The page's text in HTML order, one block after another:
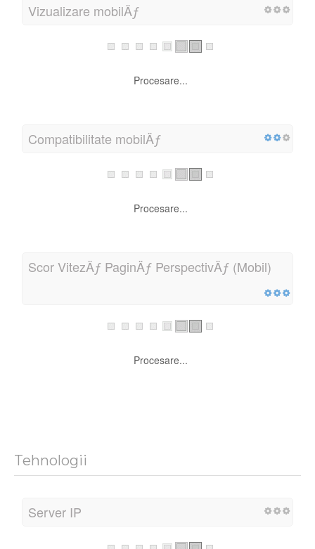
Vizualizare mobilÄƒ
Procesare...
Compatibilitate mobilÄƒ
Procesare...
Scor VitezÄƒ PaginÄƒ PerspectivÄƒ (Mobil)
Procesare...
Tehnologii
Server IP